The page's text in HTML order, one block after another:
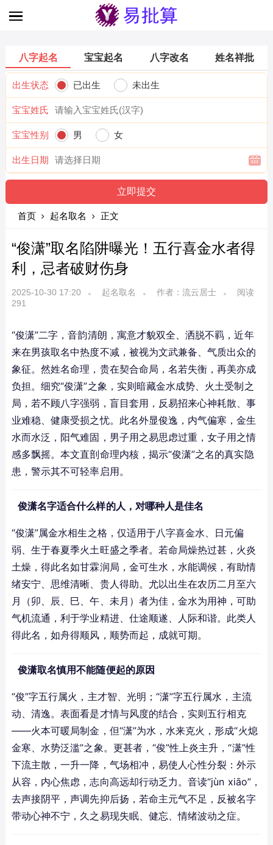
八字起名 宝宝起名 八字改名 姓名祥批
出生状态 已出生 未出生
宝宝姓氏
宝宝性别 男 女
出生日期
首页 起名取名 正文
“俊潇”取名陷阱曝光！五行喜金水者得
利，忌者破财伤身
2025-10-30 17:20 起名取名 作者：流云居士
阅读
291
“俊潇”二字，音韵清朗，寓意才貌双全、洒脱不羁，近年
来在男孩取名中热度不减，被视为文武兼备、气质出众的
象征。然姓名命理，贵在契合命局，名若失衡，再美亦成
负担。细究“俊潇”之象，实则暗藏金水成势、火土受制之
局，若不顾八字强弱，盲目套用，反易招来心神耗散、事
业难稳、健康受损之忧。此名外显俊逸，内气偏寒，金生
水而水泛，阳气难固，男子用之易思虑过重，女子用之情
感多飘摇。本文直剖命理内核，揭示“俊潇”之名的真实隐
患，警示其不可轻率启用。
俊潇名字适合什么样的人，对哪种人是佳名
“俊潇”属金水相生之格，仅适用于八字喜金水、日元偏
弱、生于春夏季火土旺盛之季者。若命局燥热过甚，火炎
土燥，得此名如甘霖润局，金可生水，水能调候，有助情
绪安宁、思维清晰、贵人得助。尤以出生在农历二月至六
月（卯、辰、巳、午、未月）者为佳，金水为用神，可助
气机流通，利于学业精进、仕途顺遂、人际和谐。此类人
得此名，如舟得顺风，顺势而起，成就可期。
俊潇取名慎用不能随便起的原因
“俊”字五行属火，主才智、光明；“潇”字五行属水，主流
动、清逸。表面看是才情与风度的结合，实则五行相克
——火本可暖局制金，但“潇”为水，水来克火，形成“火熄
金寒、水势泛滥”之象。更甚者，“俊”性上炎主升，“潇”性
下流主散，一升一降，气场相冲，易使人心性分裂：外示
从容，内心焦虑，志向高远却行动乏力。音读“jùn xiāo”，
去声接阴平，声调先抑后扬，若命主元气不足，反被名字
带动心神不宁，久之易现失眠、健忘、情绪波动之症。